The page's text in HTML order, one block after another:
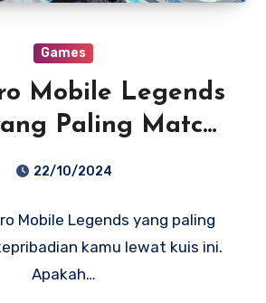
Games
Mobile Legends
Paling Match
Cek
22/10/2024
Mobile Legends yang paling
kamu lewat kuis ini.
Apakah…